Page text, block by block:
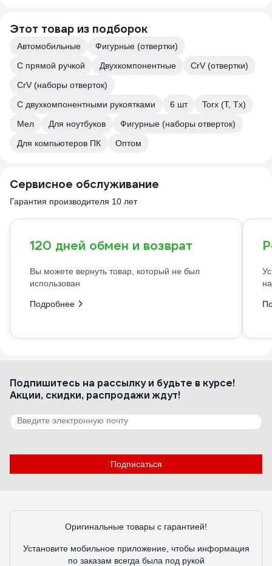
Этот товар из подборок
Автомобильные
Фигурные (отвертки)
С прямой ручкой
Двухкомпонентные
CrV (отвертки)
CrV (наборы отверток)
С двухкомпонентными рукоятками
6 шт
Torx (T, Tx)
Мел
Для ноутбуков
Фигурные (наборы отверток)
Для компьютеров ПК
Оптом
Сервисное обслуживание
Гарантия производителя 10 лет
120 дней обмен и возврат
Вы можете вернуть товар, который не был
использован
Подробнее
Подпишитесь на рассылкуи будьте в курсе!
Акции, скидки, распродажи ждут!
Подписаться
Оригинальные товары с гарантией!
Установите мобильное приложение, чтобы информация
по заказам всегда была под рукой